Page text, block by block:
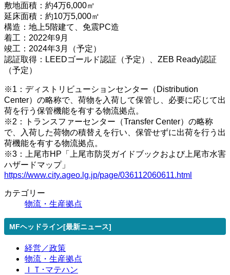
敷地面積：約4万6,000㎡
延床面積：約10万5,000㎡
構造：地上5階建て、免震PC造
着工：2022年9月
竣工：2024年3月（予定）
認証取得：LEEDゴールド認証（予定）、ZEB Ready認証
（予定）
※1：ディストリビューションセンター（Distribution
Center）の略称で、荷物を入荷して保管し、必要に応じて出
荷を行う保管機能を有する物流拠点。
※2：トランスファーセンター（Transfer Center）の略称
で、入荷した荷物の積替えを行い、保管せずに出荷を行う出
荷機能を有する物流拠点。
※3：上尾市HP「上尾市防災ガイドブックおよび上尾市水害
ハザードマップ」
https://www.city.ageo.lg.jp/page/036112060611.html
カテゴリー
物流・生産拠点
MFヘッドライン[最新ニュース]
経営／政策
物流・生産拠点
ＩＴ･マテハン